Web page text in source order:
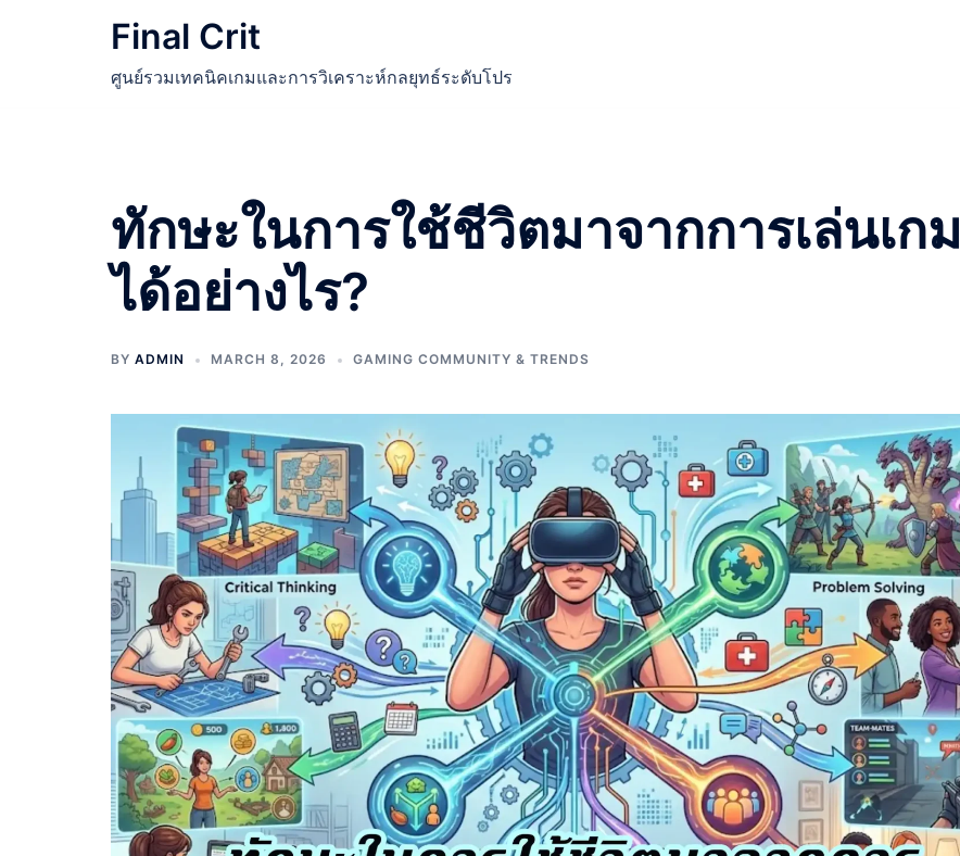
Final Crit
ศูนย์รวมเทคนิคเกมและการวิเคราะห์กลยุทธ์ระดับโปร
ทักษะในการใช้ชีวิตมาจากการเล่นเกม
ได้อย่างไร?
BY ADMIN MARCH 8, 2026 GAMING COMMUNITY & TRENDS